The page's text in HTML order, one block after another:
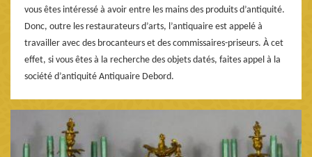
vous êtes intéressé à avoir entre les mains des produits d’antiquité.
Donc, outre les restaurateurs d’arts, l’antiquaire est appelé à
travailler avec des brocanteurs et des commissaires-priseurs. À cet
effet, si vous êtes à la recherche des objets datés, faites appel à la
société d’antiquité Antiquaire Debord.